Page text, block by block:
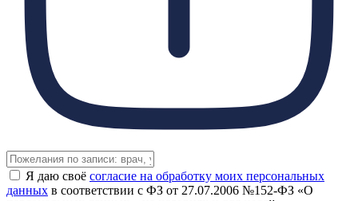
Я даю своё согласие на обработку моих персональных
данных в соответствии с ФЗ от 27.07.2006 №152-ФЗ «О